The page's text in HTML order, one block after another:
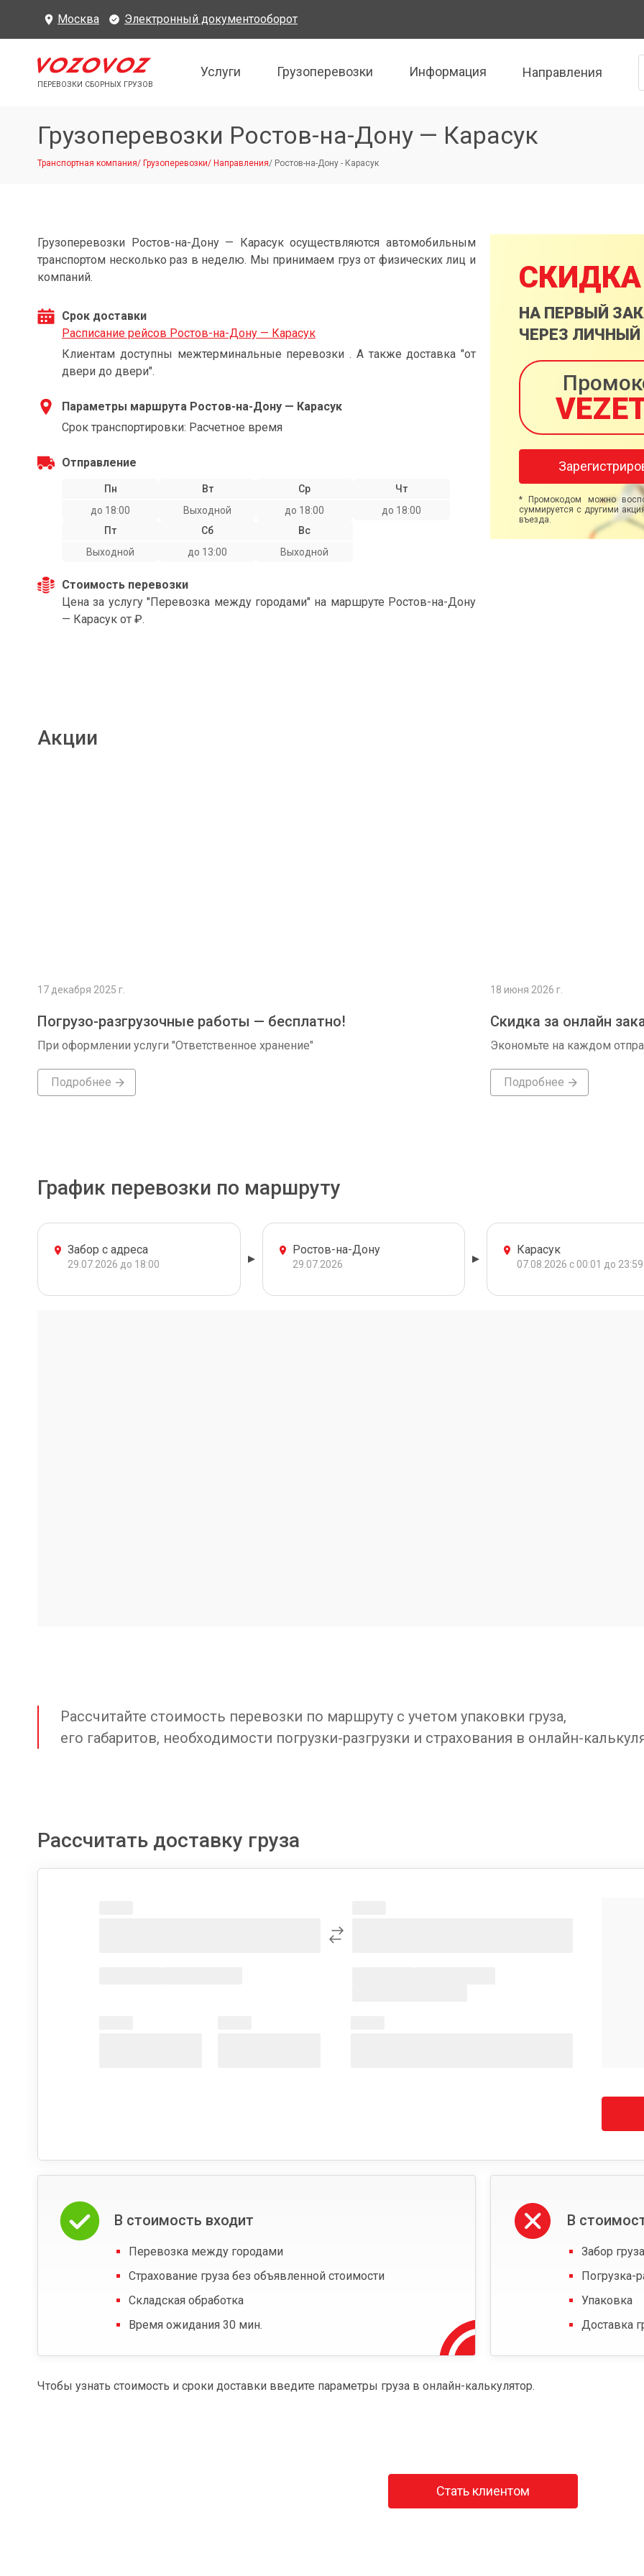
Москва Электронный документооборот
ПЕРЕВОЗКИ СБОРНЫХ ГРУЗОВ
Услуги Грузоперевозки Информация Направления
Грузоперевозки Ростов-на-Дону — Карасук
Транспортная компания/ Грузоперевозки/ Направления/ Ростов-на-Дону - Карасук
Грузоперевозки Ростов-на-Дону — Карасук осуществляются автомобильным
транспортом несколько раз в неделю. Мы принимаем груз от физических лиц и
компаний.
Срок доставки
Расписание рейсов Ростов-на-Дону — Карасук
Клиентам доступны межтерминальные перевозки . А также доставка "от
двери до двери".
Параметры маршрута Ростов-на-Дону — Карасук
Срок транспортировки: Расчетное время
Отправление
Пн
до 18:00
Вт
Выходной
Ср
до 18:00
Чт
до 18:00
Пт
Выходной
Сб
до 13:00
Вс
Выходной
Стоимость перевозки
Цена за услугу "Перевозка между городами" на маршруте Ростов-на-Дону
— Карасук от ₽.
СКИДКА
НА ПЕРВЫЙ
ЧЕРЕЗ ЛИЧНЫЙ
* Промокодом можно
суммируется с другими
въезда.
Акции
17 декабря 2025 г.
Погрузо-разгрузочные работы — бесплатно!
При оформлении услуги "Ответственное хранение"
Подробнее
18 июня 2026 г.
Скидка за онлайн
Экономьте на каждом
Подробнее
График перевозки по маршруту
Забор с адреса
29.07.2026 до 18:00
Ростов-на-Дону
29.07.2026
Карасук
07.08.2026 с 00:01 до 23:59
Рассчитайте стоимость перевозки по маршруту с учетом упаковки груза,
его габаритов, необходимости погрузки-разгрузки и страхования в онлайн-
Рассчитать доставку груза
В стоимость входит
Перевозка между городами
Страхование груза без объявленной стоимости
Складская обработка
Время ожидания 30 мин.
В
Забор
Погрузка-
Упаковка
Доставка
Чтобы узнать стоимость и сроки доставки введите параметры груза в онлайн-калькулятор.
Стать клиентом